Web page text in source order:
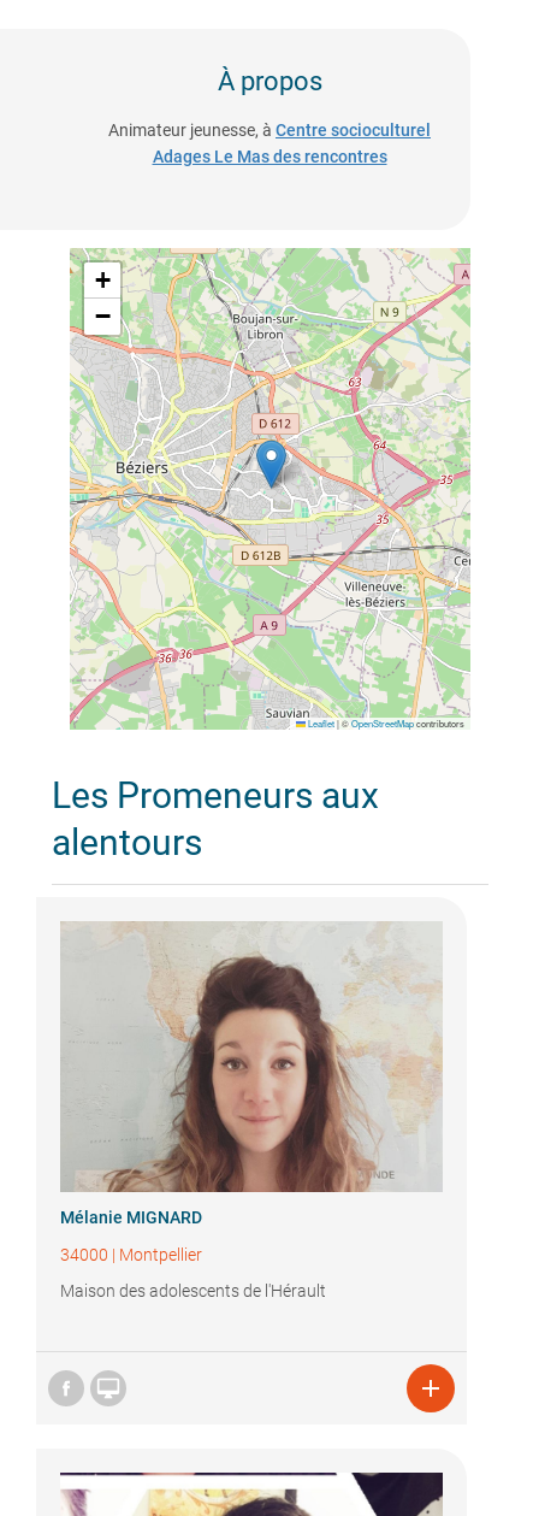
À propos
Animateur jeunesse, à Centre socioculturel
Adages Le Mas des rencontres
+
−
Leaflet |©OpenStreetMapcontributors
Les Promeneurs aux
alentours
Mélanie MIGNARD
34000 | Montpellier
Maison des adolescents de l'Hérault
 